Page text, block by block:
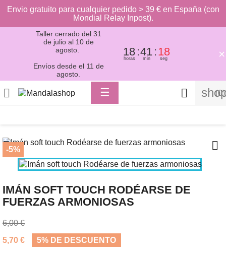
Envio gratuito para cualquier pedido > 39 € en España (con
Mondial Relay Inpost).
Taller cerrado del 31
de julio al 10 de
agosto.
Envíos desde el 11 de
agosto.
18
horas
41
min
17
seg ×
 (0)

Toggle
navigation
☰
-5%
 
IMÁN SOFT TOUCH RODÉARSE DE
FUERZAS ARMONIOSAS
6,00 €
5,70 €
5% DE DESCUENTO